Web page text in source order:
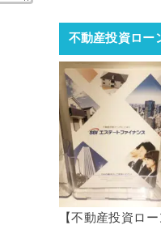
不動産投資ロー
【不動産投資ロ